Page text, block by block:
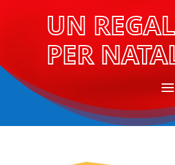
UN
PER